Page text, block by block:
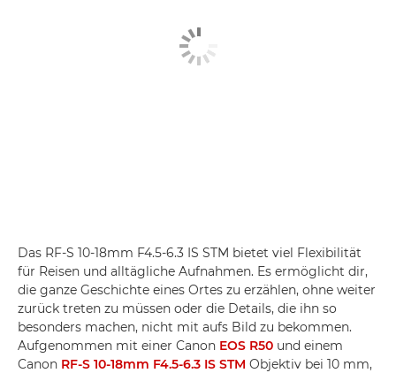
Das RF-S 10-18mm F4.5-6.3 IS STM bietet viel Flexibilität
für Reisen und alltägliche Aufnahmen. Es ermöglicht dir,
die ganze Geschichte eines Ortes zu erzählen, ohne weiter
zurück treten zu müssen oder die Details, die ihn so
besonders machen, nicht mit aufs Bild zu bekommen.
Aufgenommen mit einer Canon EOS R50 und einem
Canon RF-S 10-18mm F4.5-6.3 IS STM Objektiv bei 10 mm,